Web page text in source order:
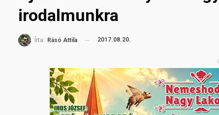
irodalmunkra
Írta: Rásó Attila 2017.08.20.